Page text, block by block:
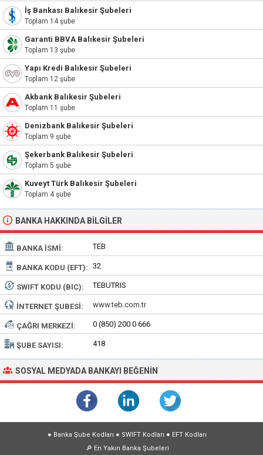
İş Bankası Balıkesir Şubeleri
Toplam 14 şube
Garanti BBVA Balıkesir Şubeleri
Toplam 13 şube
Yapı Kredi Balıkesir Şubeleri
Toplam 12 şube
Akbank Balıkesir Şubeleri
Toplam 11 şube
Denizbank Balıkesir Şubeleri
Toplam 9 şube
Şekerbank Balıkesir Şubeleri
Toplam 5 şube
Kuveyt Türk Balıkesir Şubeleri
Toplam 4 şube
BANKA HAKKINDA BILGILER
BANKA İSMI: TEB
BANKA KODU (EFT): 32
SWIFT KODU (BIC): TEBUTRIS
İNTERNET ŞUBESI: www.teb.com.tr
ÇAĞRI MERKEZI: 0 (850) 200 0 666
ŞUBE SAYISI: 418
SOSYAL MEDYADA BANKAYI BEĞENIN
● Banka Şube Kodları ● SWIFT Kodları ● EFT Kodları
🔎 En Yakın Banka Şubeleri